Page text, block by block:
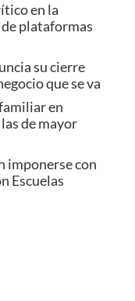
en la
plataformas
su cierre
que se va
en
de mayor
imponerse con
Escuelas